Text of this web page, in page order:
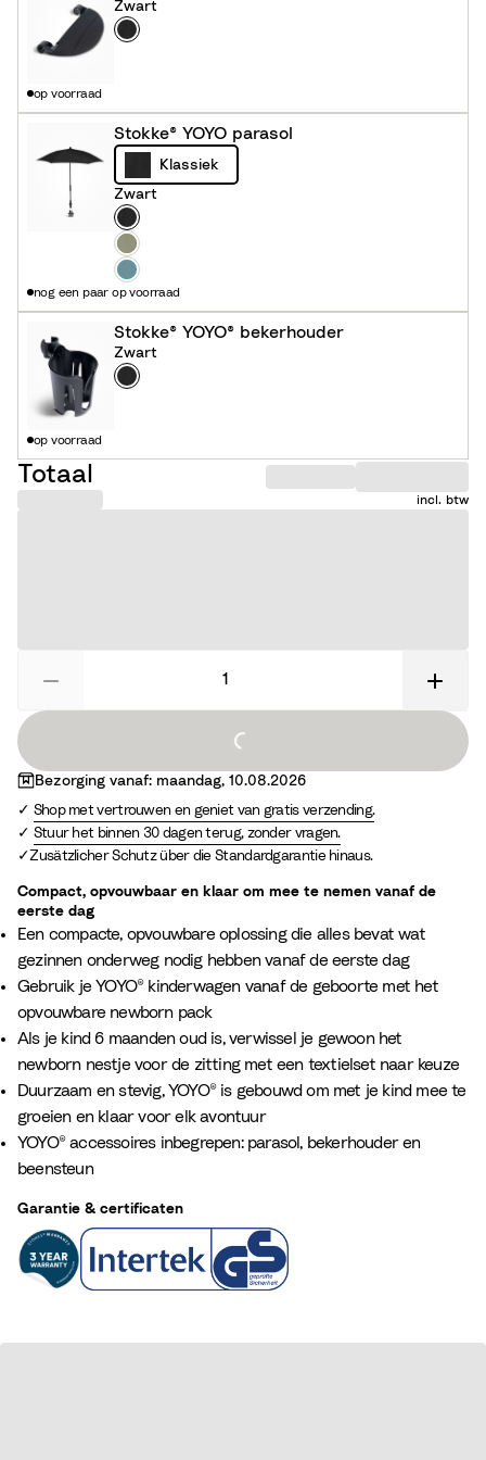
e
Zwart
Kleur
Z
t
op voorraad
Stokke® YOYO parasol
Klassiek
Zwart
Kleur
Z
w
a
r
O
l
i
e
A
q
a
nog een paar op voorraad
Stokke® YOYO® bekerhouder
Zwart
Kleur
Z
op voorraad
Totaal
incl. btw
Loading...
Bezorging vanaf: maandag, 10.08.2026
Shop met vertrouwen en geniet van gratis verzending.
Stuur het binnen 30 dagen terug, zonder vragen.
Zusätzlicher Schutz über die Standardgarantie hinaus.
Compact, opvouwbaar en klaar om mee te nemen vanaf de
eerste dag
Een compacte, opvouwbare oplossing die alles bevat wat
gezinnen onderweg nodig hebben vanaf de eerste dag
Gebruik je YOYO® kinderwagen vanaf de geboorte met het
opvouwbare newborn pack
Als je kind 6 maanden oud is, verwissel je gewoon het
newborn nestje voor de zitting met een textielset naar keuze
Duurzaam en stevig, YOYO® is gebouwd om met je kind mee te
groeien en klaar voor elk avontuur
YOYO® accessoires inbegrepen: parasol, bekerhouder en
beensteun
Garantie & certificaten